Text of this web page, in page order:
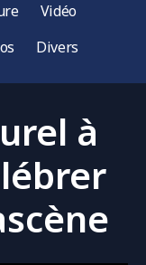
Vidéo
Divers
à